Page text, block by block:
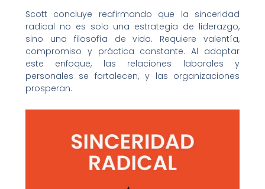
Scott concluye reafirmando que la sinceridad
radical no es solo una estrategia de liderazgo,
sino una filosofía de vida. Requiere valentía,
compromiso y práctica constante. Al adoptar
este enfoque, las relaciones laborales y
personales se fortalecen, y las organizaciones
prosperan.